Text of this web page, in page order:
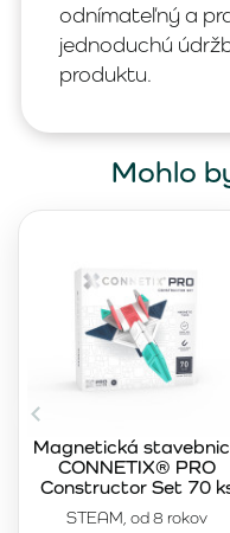
odnímateľný a
jednoduchú
produktu.
Mohlo
STEAM, od 8 rokov
Magnetická
CONNETIX® PRO
Constructor Set 70